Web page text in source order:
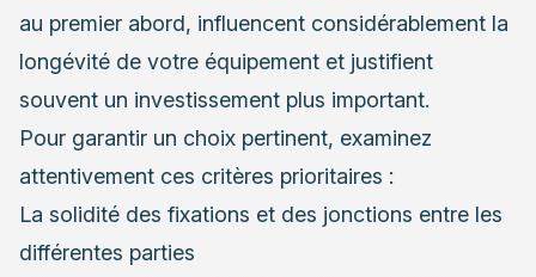
au premier abord, influencent considérablement la
longévité de votre équipement et justifient
souvent un investissement plus important.
Pour garantir un choix pertinent, examinez
attentivement ces critères prioritaires :
La solidité des fixations et des jonctions entre les
différentes parties